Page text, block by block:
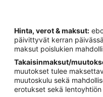
Hinta, verot & maksut:
päivittyvät kerran
maksut poislukien
Takaisinmaksut/
muutokset tulee
muutoskulu sekä
erotukset sekä